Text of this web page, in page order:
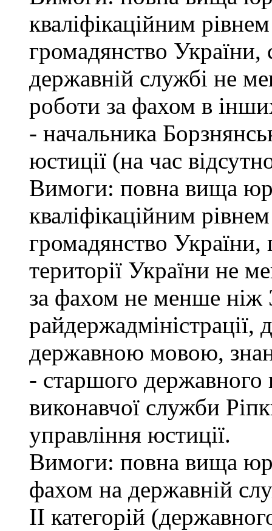
кваліфікаційним
громадянство
державній службі не
роботи за фахом в
- начальника
юстиції (на час
Вимоги: повна вища
кваліфікаційним
громадянство
території України не
за фахом не менше ніж
райдержадміністрації,
державною мовою,
- старшого державного
виконавчої служби
управління юстиції.
Вимоги: повна вища
фахом на державній
ІІ категорій